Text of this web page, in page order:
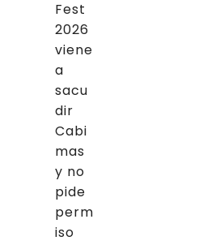
Fest
2026
viene
a
sacu
dir
Cabi
mas
y no
pide
perm
iso